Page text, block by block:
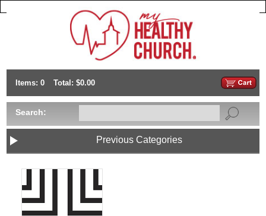
Items: 0 Total: $0.00
Search:
Previous Categories